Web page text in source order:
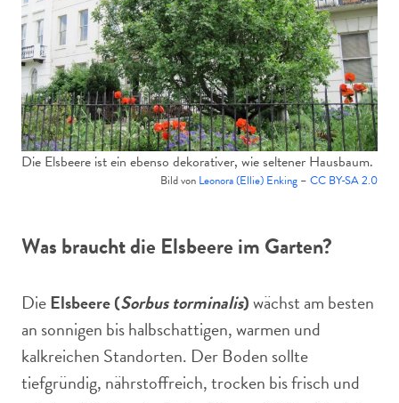
Die Elsbeere ist ein ebenso dekorativer, wie seltener Hausbaum.
Bild von Leonora (Ellie) Enking – CC BY-SA 2.0
Was braucht die Elsbeere im Garten?
DieElsbeere (Sorbus torminalis)wächst am besten
an sonnigen bis halbschattigen, warmen und
kalkreichen Standorten. Der Boden sollte
tiefgründig, nährstoffreich, trocken bis frisch und